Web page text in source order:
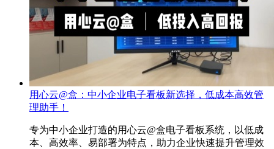
用心云@盒：中小企业电子看板新选择，低成本高效管
理助手！
专为中小企业打造的用心云@盒电子看板系统，以低成
本、高效率、易部署为特点，助力企业快速提升管理效